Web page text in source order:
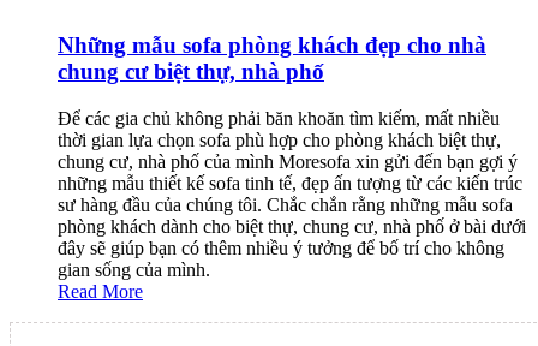
Những mẫu sofa phòng khách đẹp cho nhà
chung cư biệt thự, nhà phố
Để các gia chủ không phải băn khoăn tìm kiếm, mất nhiều
thời gian lựa chọn sofa phù hợp cho phòng khách biệt thự,
chung cư, nhà phố của mình Moresofa xin gửi đến bạn gợi ý
những mẫu thiết kế sofa tinh tế, đẹp ấn tượng từ các kiến trúc
sư hàng đầu của chúng tôi. Chắc chắn rằng những mẫu sofa
phòng khách dành cho biệt thự, chung cư, nhà phố ở bài dưới
đây sẽ giúp bạn có thêm nhiều ý tưởng để bố trí cho không
gian sống của mình.
Read More